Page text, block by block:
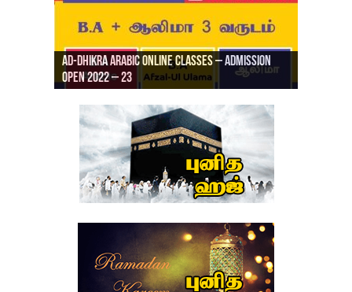
Ad-Dhikra Arabic Online Classes – Admission
Open 2022 – 23
Ad-Dhikra Arabic Online Classes – BA Arabic
AD DHIKRA ARABIC COLLEGE ADMISSION
ரியாத் ஜும்ஆ தமிழாக்கம், Jamia Al Hajiri
Masjid (Kuwait Masjid), Malaz, Riyadh